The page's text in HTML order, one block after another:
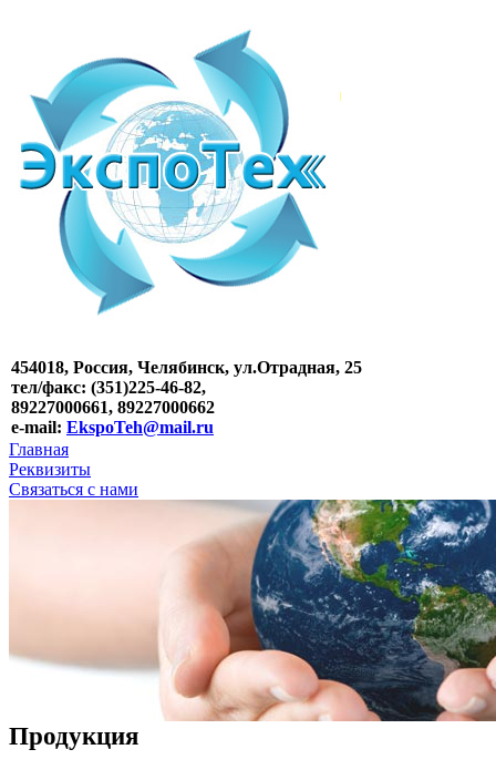
454018, Россия, Челябинск, ул.Отрадная, 25
тел/факс: (351)225-46-82,
89227000661, 89227000662
e-mail: EkspoTeh@mail.ru
Главная
Реквизиты
Связаться с нами
Продукция